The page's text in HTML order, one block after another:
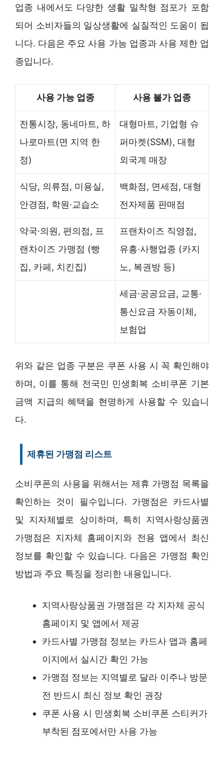
업종 내에서도 다양한 생활 밀착형 점포가 포함
되어 소비자들의 일상생활에 실질적인 도움이 됩
니다. 다음은 주요 사용 가능 업종과 사용 제한 업
종입니다.
사용 가능 업종 사용 불가 업종
전통시장, 동네마트, 하
나로마트(면 지역 한
정)
대형마트, 기업형 슈
퍼마켓(SSM), 대형
외국계 매장
식당, 의류점, 미용실,
안경점, 학원·교습소
백화점, 면세점, 대형
전자제품 판매점
약국·의원, 편의점, 프
랜차이즈 가맹점 (빵
집, 카페, 치킨집)
프랜차이즈 직영점,
유흥·사행업종 (카지
노, 복권방 등)
세금·공공요금, 교통·
통신요금 자동이체,
보험업
위와 같은 업종 구분은 쿠폰 사용 시 꼭 확인해야
하며, 이를 통해 전국민 민생회복 소비쿠폰 기본
금액 지급의 혜택을 현명하게 사용할 수 있습니
다.
제휴된 가맹점 리스트
소비쿠폰의 사용을 위해서는 제휴 가맹점 목록을
확인하는 것이 필수입니다. 가맹점은 카드사별
및 지자체별로 상이하며, 특히 지역사랑상품권
가맹점은 지자체 홈페이지와 전용 앱에서 최신
정보를 확인할 수 있습니다. 다음은 가맹점 확인
방법과 주요 특징을 정리한 내용입니다.
지역사랑상품권 가맹점은 각 지자체 공식
홈페이지 및 앱에서 제공
카드사별 가맹점 정보는 카드사 앱과 홈페
이지에서 실시간 확인 가능
가맹점 정보는 지역별로 달라 이주나 방문
전 반드시 최신 정보 확인 권장
쿠폰 사용 시 민생회복 소비쿠폰 스티커가
부착된 점포에서만 사용 가능